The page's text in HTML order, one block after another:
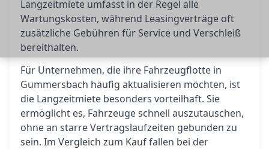
Langzeitmiete umfasst in der Regel alle
Wartungskosten, während Leasingverträge oft
zusätzliche Gebühren für Service und Verschleiß
bereithalten.
Für Unternehmen, die ihre Fahrzeugflotte in
Gummersbach häufig aktualisieren möchten, ist
die Langzeitmiete besonders vorteilhaft. Sie
ermöglicht es, Fahrzeuge schnell auszutauschen,
ohne an starre Vertragslaufzeiten gebunden zu
sein. Im Vergleich zum Kauf fallen bei der